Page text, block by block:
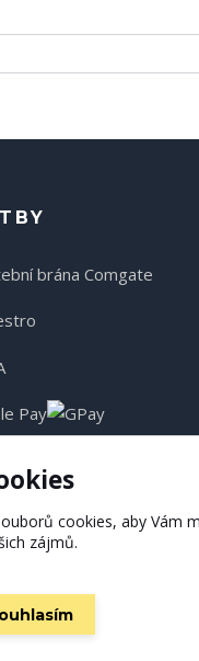
cookies, aby Vám
zájmů.